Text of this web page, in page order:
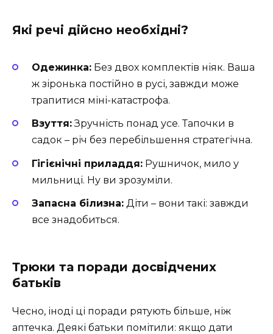
Які речі дійсно необхідні?
Одежинка: Без двох комплектів ніяк. Ваша
ж зіронька постійно в русі, завжди може
трапитися міні-катастрофа.
Взуття:Зручність понад усе. Тапочки в
садок – річ без перебільшення стратегічна.
Гігієнічні приладдя: Рушничок, мило у
мильниці. Ну ви зрозуміли.
Запасна білизна: Діти – вони такі: завжди
все знадобиться.
Трюки та поради досвідчених
батьків
Чесно, іноді ці поради рятують більше, ніж
аптечка. Деякі батьки помітили: якщо дати